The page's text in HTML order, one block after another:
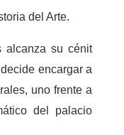
del Arte.
alcanza su cénit
encargar a
uno frente a
del palacio